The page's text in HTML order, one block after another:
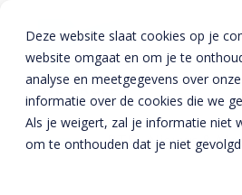
Deze website slaat cookies op je
website omgaat en om je te
analyse en meetgegevens over
informatie over de cookies die we
Als je weigert, zal je informatie niet
om te onthouden dat je niet
Home»BTE - Nieuws &